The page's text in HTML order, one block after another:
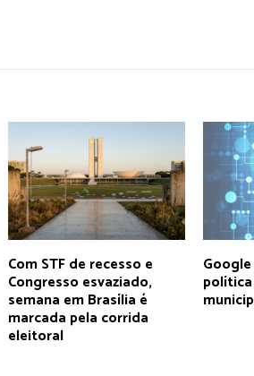
Com STF de recesso e
Congresso esvaziado,
semana em Brasília é
marcada pela corrida
eleitoral